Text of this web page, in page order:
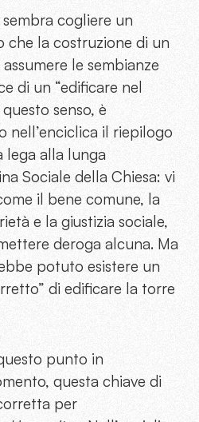
cogliere un
che la costruzione di un
le sembianze
di un “edificare nel
senso, è
nell’enciclica il riepilogo
lega alla lunga
Sociale della Chiesa: vi
il bene comune, la
e la giustizia sociale,
deroga alcuna. Ma
potuto esistere un
di edificare la torre
punto in
questa chiave di
per